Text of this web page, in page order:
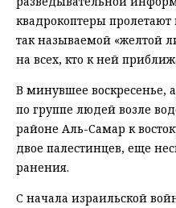
квадрокоптеры
так называемой «желтой
на всех, кто к ней
В минувшее воскресенье,
по группе людей возле
районе Аль-Самар к
двое палестинцев, еще
ранения.
С начала израильской